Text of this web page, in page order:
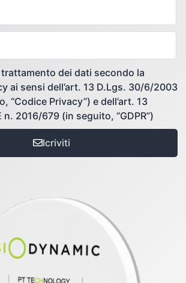
dei dati secondo la
ai sensi dell’art. 13 D.Lgs. 30/6/2003
“Codice Privacy”) e dell’art. 13
n. 2016/679 (in seguito, “GDPR”)
Icriviti